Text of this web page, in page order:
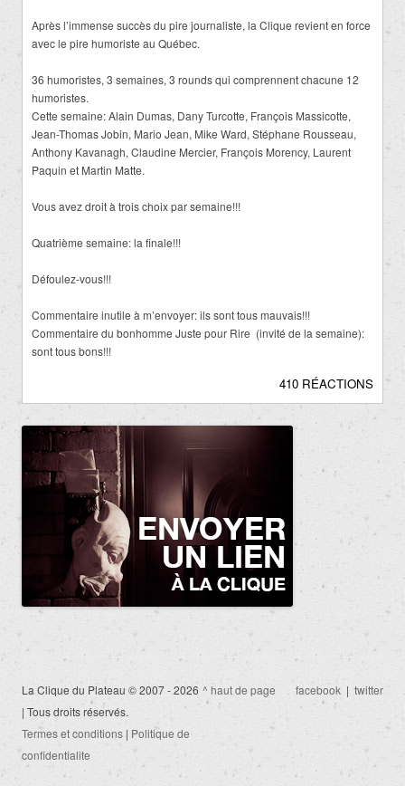
Après l’immense succès du pire journaliste, la Clique revient en force
avec le pire humoriste au Québec.
36 humoristes, 3 semaines, 3 rounds qui comprennent chacune 12
humoristes.
Cette semaine: Alain Dumas, Dany Turcotte, François Massicotte,
Jean-Thomas Jobin, Mario Jean, Mike Ward, Stéphane Rousseau,
Anthony Kavanagh, Claudine Mercier, François Morency, Laurent
Paquin et Martin Matte.
Vous avez droit à trois choix par semaine!!!
Quatrième semaine: la finale!!!
Défoulez-vous!!!
Commentaire inutile à m’envoyer: ils sont tous mauvais!!!
Commentaire du bonhomme Juste pour Rire (invité de la semaine):
sont tous bons!!!
410 RÉACTIONS
La Clique du Plateau © 2007 - 2026
| Tous droits réservés.
Termes et conditions | Politique de
confidentialite
^ haut de page facebook | twitter